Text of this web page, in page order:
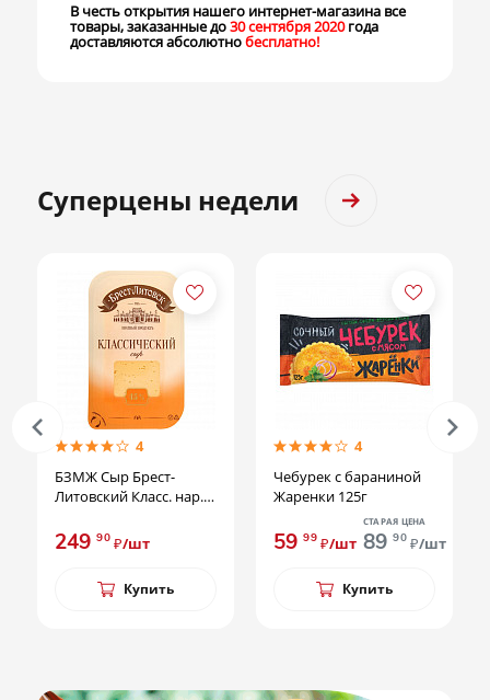
В честь открытия нашего интернет-магазина все
товары, заказанные до30 сентября 2020года
доставляются абсолютнобесплатно!
Суперцены недели
4
БЗМЖ Сыр Брест-
Литовский Класс. нар.
249 90 ₽/шт
Купить
4
Чебурек с бараниной
Жаренки 125г
59 99 ₽/шт
СТАРАЯ ЦЕНА
89 90 ₽/шт
Купить